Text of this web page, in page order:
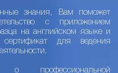
знания, Вам поможет
с приложением
на английском языке и
сертификат для ведения
профессиональной